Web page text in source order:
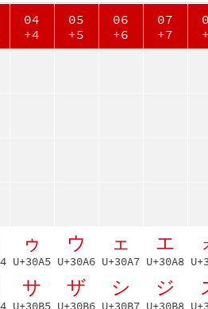
04
+4
05
+5
06
+6
07
+7
ゥ
U+30A5
ウ
U+30A6
ェ
U+30A7
エ
U+30A8
サ
U+30B5
ザ
U+30B6
シ
U+30B7
ジ
U+30B8